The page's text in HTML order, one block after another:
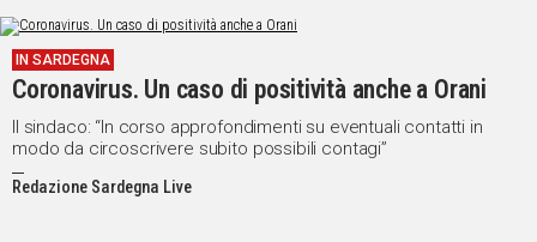
IN SARDEGNA
Coronavirus. Un caso di positività anche a Orani
Il sindaco: “In corso approfondimenti su eventuali contatti in
modo da circoscrivere subito possibili contagi”
Redazione Sardegna Live